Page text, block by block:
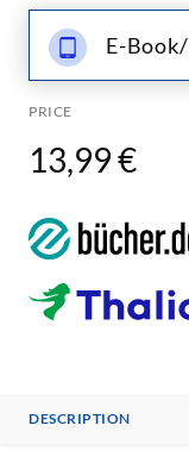
E-
PRICE
13,99 €
DESCRIPTION